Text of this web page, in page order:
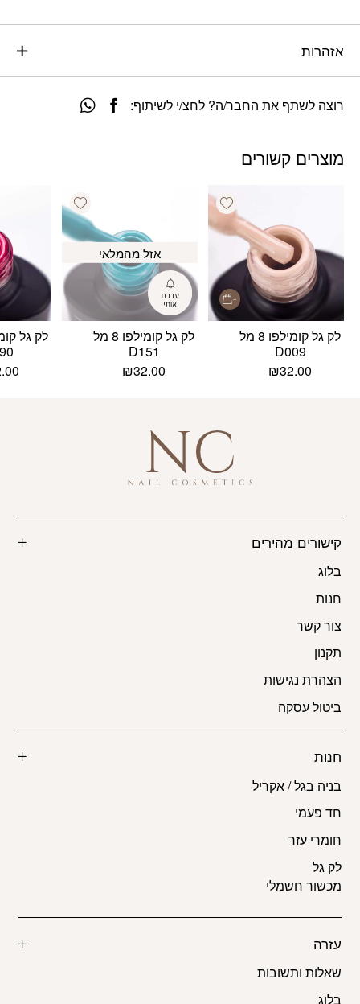
אזהרות
רוצה לשתף את החבר/ה? לחצ/י לשיתוף:
מוצרים קשורים
Add wishlist
לק גל קומילפו 8 מל
D009
₪32.00
Add wishlist
אזל מהמלאי
לק גל קומילפו 8 מל
D151
₪32.00
קישורים מהירים
בלוג
חנות
צור קשר
תקנון
הצהרת נגישות
ביטול עסקה
חנות
בניה בגל / אקריל
חד פעמי
חומרי עזר
לק גל
מכשור חשמלי
עזרה
שאלות ותשובות
בלוג